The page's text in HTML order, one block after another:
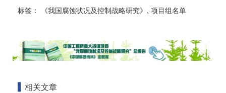
标签： 《我国腐蚀状况及控制战略研究》 , 项目组名单
相关文章